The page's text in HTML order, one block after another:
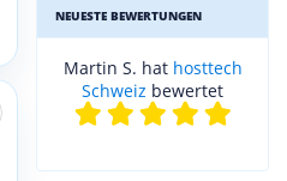
NEUESTE BEWERTUNGEN
Martin S. hat hosttech
Schweiz bewertet